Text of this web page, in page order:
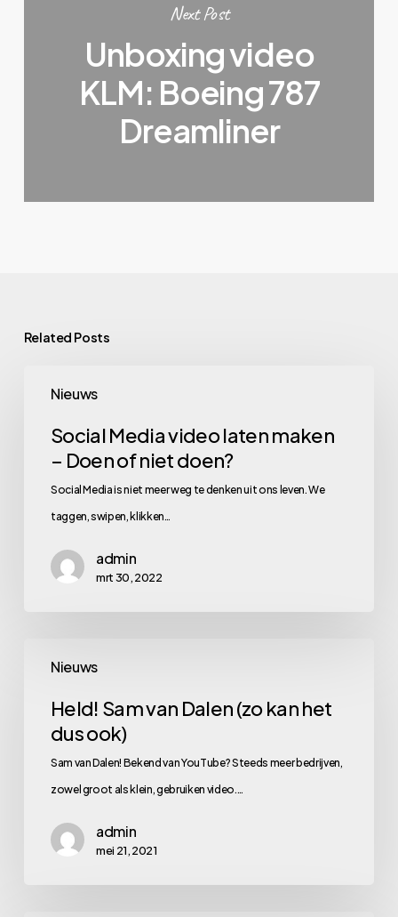
Next Post
Unboxing video
KLM: Boeing 787
Dreamliner
Related Posts
Nieuws
Media
video
laten
maken
Social Media video laten maken
– Doen of niet doen?
Social Media is niet meer weg te denken uit ons leven. We
taggen, swipen, klikken…
admin
mrt 30, 2022
Nieuws
Sam
Dalen
Held! Sam van Dalen (zo kan het
dus ook)
Sam van Dalen! Bekend van YouTube? Steeds meer bedrijven,
zowel groot als klein, gebruiken video.…
admin
mei 21, 2021